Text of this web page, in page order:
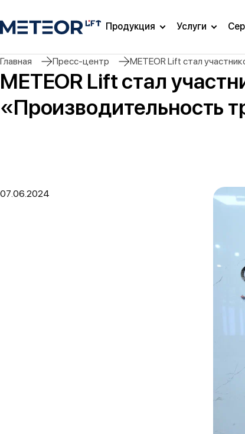
Продукция Услуги
Главная Пресс-центр METEOR Lift стал
METEOR Lift стал
«Производительность
07.06.2024